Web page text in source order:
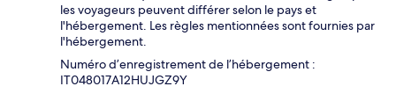
les voyageurs peuvent différer selon le pays et
l'hébergement. Les règles mentionnées sont fournies par
l'hébergement.
Numéro d’enregistrement de l’hébergement :
IT048017A12HUJGZ9Y